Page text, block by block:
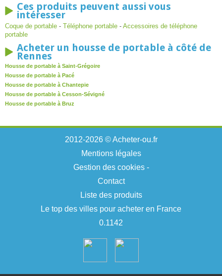
Ces produits peuvent aussi vous
intéresser
Coque de portable - Téléphone portable - Accessoires de téléphone
portable
Acheter un housse de portable à côté de
Rennes
Housse de portable à Saint-Grégoire
Housse de portable à Pacé
Housse de portable à Chantepie
Housse de portable à Cesson-Sévigné
Housse de portable à Bruz
2012-2026 © Acheter-ou.fr
Mentions légales
Gestion des cookies-
Contact
Liste des produits
Le top des villes pour acheter en France
0.1142